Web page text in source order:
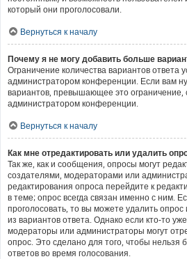
который они проголосовали.
Вернуться к началу
Почему я не могу добавить больше
Ограничение количества вариантов ответа
администратором конференции. Если вам
вариантов, превышающее это ограничение,
администратором конференции.
Вернуться к началу
Как мне отредактировать или удалить
Так же, как и сообщения, опросы могут
создателями, модераторами или
редактирования опроса перейдите к
в теме; опрос всегда связан именно с ним.
проголосовать, то вы можете удалить
из вариантов ответа. Однако если кто-то
модераторы или администраторы могут
опрос. Это сделано для того, чтобы нельзя
ответов во время голосования.